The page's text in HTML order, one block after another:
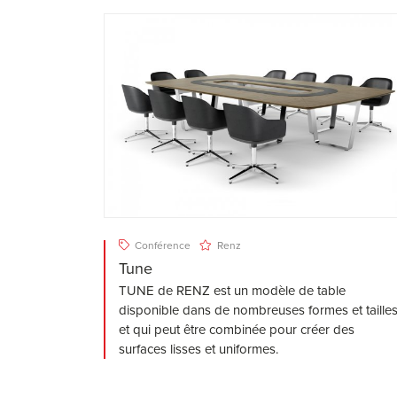
Conférence Renz
Tune
TUNE de RENZ est un modèle de table
disponible dans de nombreuses formes et tailles
et qui peut être combinée pour créer des
surfaces lisses et uniformes.